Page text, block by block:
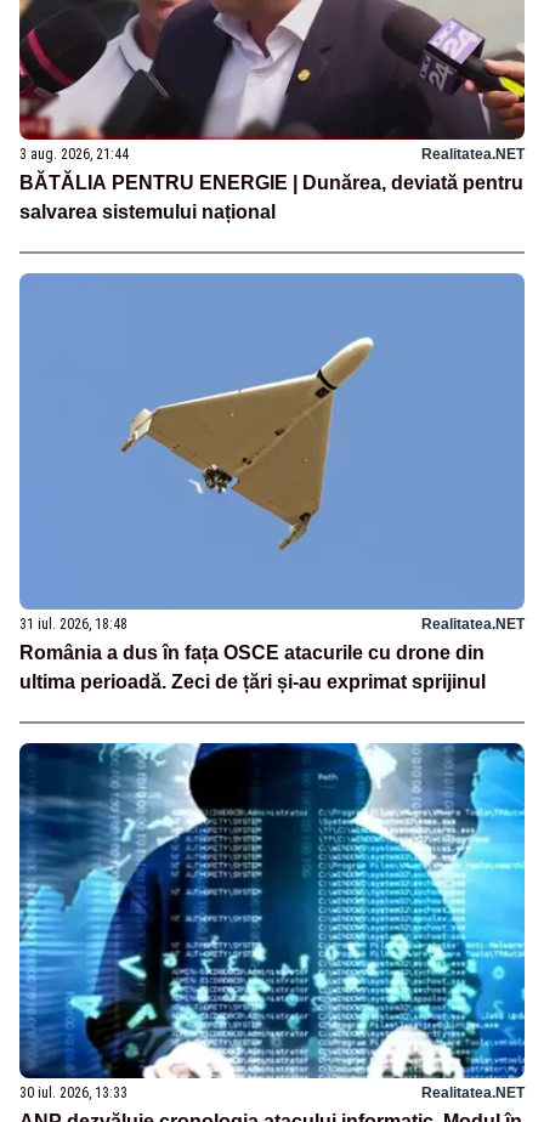
3 aug. 2026, 21:44 Realitatea.NET
BĂTĂLIA PENTRU ENERGIE | Dunărea, deviată pentru
salvarea sistemului național
31 iul. 2026, 18:48 Realitatea.NET
România a dus în fața OSCE atacurile cu drone din
ultima perioadă. Zeci de țări și-au exprimat sprijinul
30 iul. 2026, 13:33 Realitatea.NET